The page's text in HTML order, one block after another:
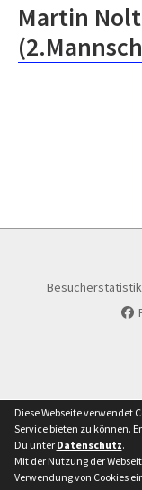
Martin
Besucherstatistik
Diese Webseite verwendet
Service bieten zu können.
Du unter Datenschutz.
Mit der Nutzung der
Verwendung von Cookies